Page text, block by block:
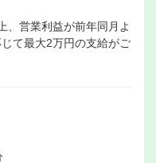
営業利益が前年同月よ
て最大2万円の支給がご